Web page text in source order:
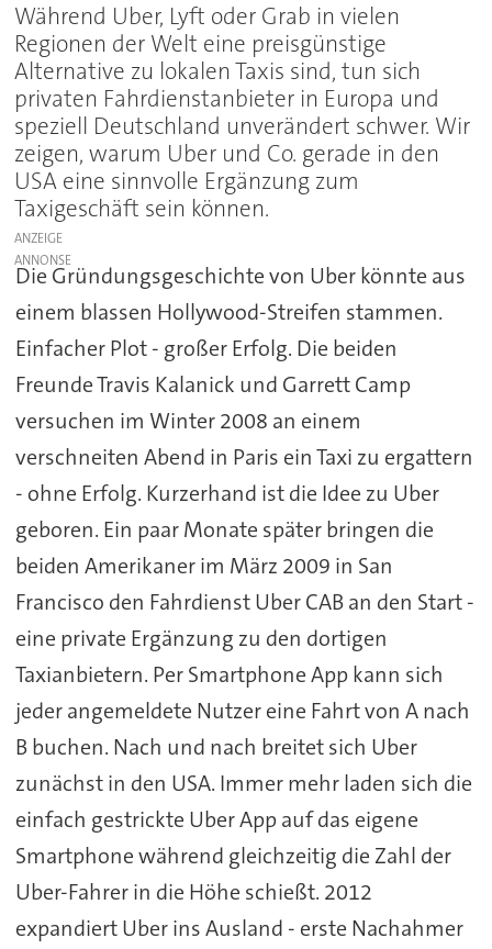
Während Uber, Lyft oder Grab in vielen
Regionen der Welt eine preisgünstige
Alternative zu lokalen Taxis sind, tun sich
privaten Fahrdienstanbieter in Europa und
speziell Deutschland unverändert schwer. Wir
zeigen, warum Uber und Co. gerade in den
USA eine sinnvolle Ergänzung zum
Taxigeschäft sein können.
ANZEIGE
Die Gründungsgeschichte von Uber könnte aus
einem blassen Hollywood-Streifen stammen.
Einfacher Plot - großer Erfolg. Die beiden
Freunde Travis Kalanick und Garrett Camp
versuchen im Winter 2008 an einem
verschneiten Abend in Paris ein Taxi zu ergattern
- ohne Erfolg. Kurzerhand ist die Idee zu Uber
geboren. Ein paar Monate später bringen die
beiden Amerikaner im März 2009 in San
Francisco den Fahrdienst Uber CAB an den Start -
eine private Ergänzung zu den dortigen
Taxianbietern. Per Smartphone App kann sich
jeder angemeldete Nutzer eine Fahrt von A nach
B buchen. Nach und nach breitet sich Uber
zunächst in den USA. Immer mehr laden sich die
einfach gestrickte Uber App auf das eigene
Smartphone während gleichzeitig die Zahl der
Uber-Fahrer in die Höhe schießt. 2012
expandiert Uber ins Ausland - erste Nachahmer